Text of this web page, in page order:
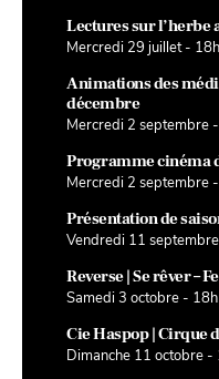
Lectures sur l’herbe
Mercredi 29 juillet - 18h
Animations des
décembre
Mercredi 2 septembre
Programme cinéma
Mercredi 2 septembre
Présentation de
Vendredi 11
Reverse | Se rêver –
Samedi 3 octobre - 18h
Cie Haspop | Cirque
Dimanche 11 octobre -